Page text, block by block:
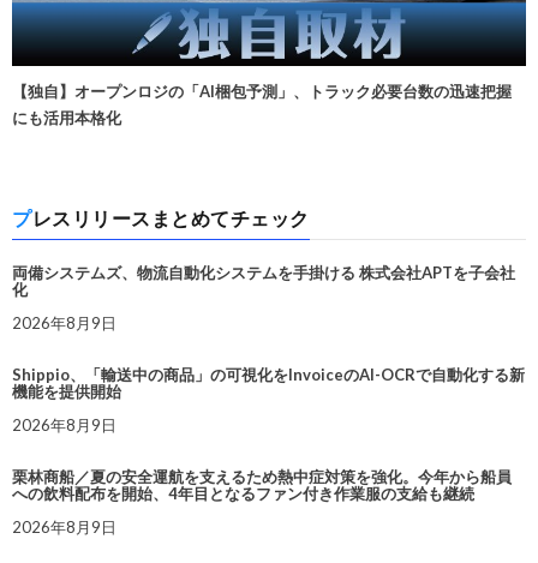
【独自】オープンロジの「AI梱包予測」、トラック必要台数の迅速把握
にも活用本格化
プレスリリースまとめてチェック
両備システムズ、物流自動化システムを手掛ける 株式会社APTを子会社
化
2026年8月9日
Shippio、「輸送中の商品」の可視化をInvoiceのAI-OCRで自動化する新
機能を提供開始
2026年8月9日
栗林商船／夏の安全運航を支えるため熱中症対策を強化。今年から船員
への飲料配布を開始、4年目となるファン付き作業服の支給も継続
2026年8月9日